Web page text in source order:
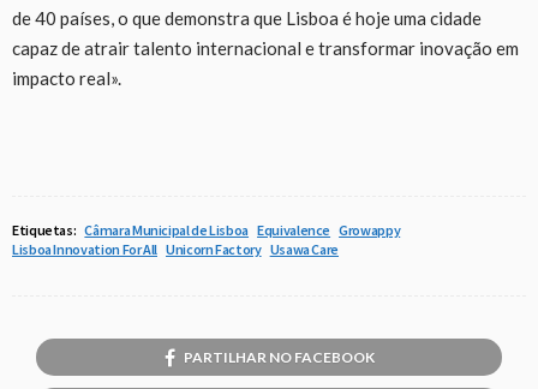
de 40 países, o que demonstra que Lisboa é hoje uma cidade
capaz de atrair talento internacional e transformar inovação em
impacto real».
Etiquetas: Câmara Municipal de Lisboa Equivalence Growappy
Lisboa Innovation For All Unicorn Factory Usawa Care
PARTILHAR NO FACEBOOK